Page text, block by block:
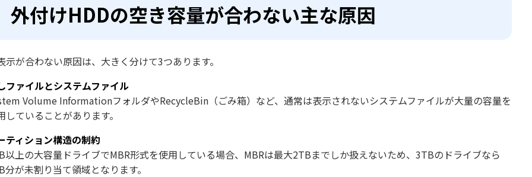
外付けHDDの空き容量が合わない主な原因
示が合わない原因は、大きく分けて3つあります。
ファイルとシステムファイル
Volume InformationフォルダやRecycleBin（ごみ箱）など、通常は表示されないシステムファイルが大量の容量を
していることがあります。
ティション構造の制約
以上の大容量ドライブでMBR形式を使用している場合、MBRは最大2TBまでしか扱えないため、3TBのドライブなら
分が未割り当て領域となります。